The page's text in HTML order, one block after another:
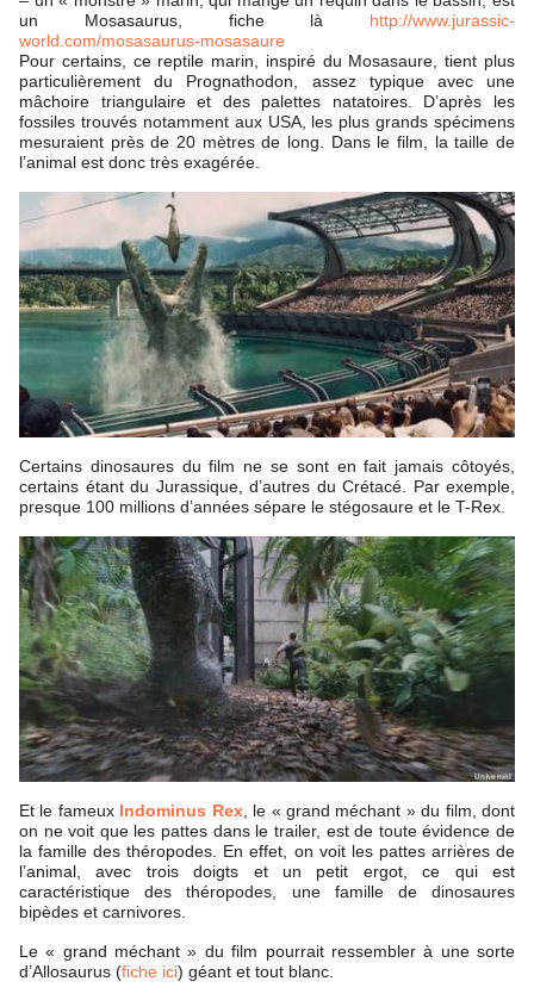
un Mosasaurus, fiche là http://www.jurassic-
world.com/mosasaurus-mosasaure
Pour certains, ce reptile marin, inspiré du Mosasaure, tient plus
particulièrement du Prognathodon, assez typique avec une
mâchoire triangulaire et des palettes natatoires. D’après les
fossiles trouvés notamment aux USA, les plus grands spécimens
mesuraient près de 20 mètres de long. Dans le film, la taille de
l’animal est donc très exagérée.
Certains dinosaures du film ne se sont en fait jamais côtoyés,
certains étant du Jurassique, d’autres du Crétacé. Par exemple,
presque 100 millions d’années sépare le stégosaure et le T-Rex.
Et le fameux Indominus Rex, le « grand méchant » du film, dont
on ne voit que les pattes dans le trailer, est de toute évidence de
la famille des théropodes. En effet, on voit les pattes arrières de
l’animal, avec trois doigts et un petit ergot, ce qui est
caractéristique des théropodes, une famille de dinosaures
bipèdes et carnivores.
Le « grand méchant » du film pourrait ressembler à une sorte
d’Allosaurus (fiche ici) géant et tout blanc.